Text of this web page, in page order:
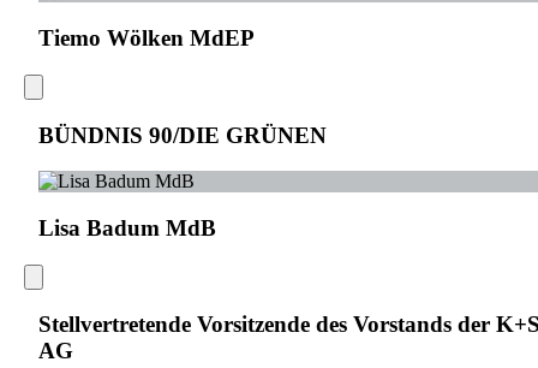
Tiemo Wölken MdEP
BÜNDNIS 90/DIE GRÜNEN
Lisa Badum MdB
Stellvertretende Vorsitzende des Vorstands der
AG